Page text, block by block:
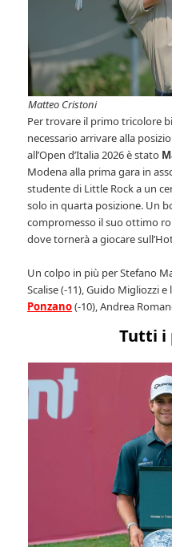
Matteo Cristoni
Per trovare il primo tricolore
necessario arrivare alla
all’Open d’Italia 2026 è stato
Modena alla prima gara in
studente di Little Rock a un
solo in quarta posizione. Un
compromesso il suo ottimo
dove tornerà a giocare
Un colpo in più per Stefano
Scalise (-11), Guido Migliozzi e
Ponzano(-10), Andrea
Tutti i